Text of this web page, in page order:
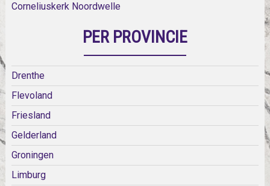
Corneliuskerk Noordwelle
PER PROVINCIE
Drenthe
Flevoland
Friesland
Gelderland
Groningen
Limburg